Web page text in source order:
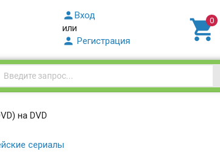
Вход
или
 Регистрация 
на DVD
сериалы